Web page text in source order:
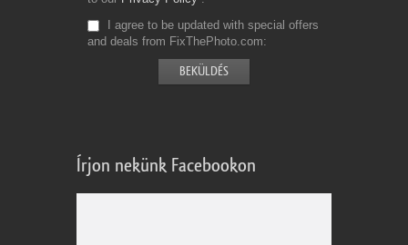
I agree to be updated with special offers
and deals from FixThePhoto.com
Írjon nekünk Facebookon